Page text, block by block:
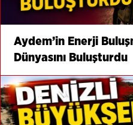
Aydem’in Enerji
Dünyasını Buluşturdu